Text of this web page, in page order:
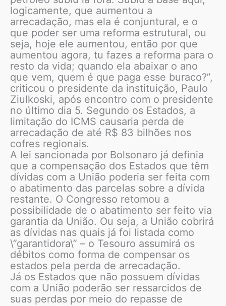
logicamente, que aumentou a
arrecadação, mas ela é conjuntural, e o
que poder ser uma reforma estrutural, ou
seja, hoje ele aumentou, então por que
aumentou agora, tu fazes a reforma para o
resto da vida; quando ela abaixar o ano
que vem, quem é que paga esse buraco?”,
criticou o presidente da instituição, Paulo
Ziulkoski, após encontro com o presidente
no último dia 5. Segundo os Estados, a
limitação do ICMS causaria perda de
arrecadação de até R$ 83 bilhões nos
cofres regionais.
A lei sancionada por Bolsonaro já definia
que a compensação dos Estados que têm
dívidas com a União poderia ser feita com
o abatimento das parcelas sobre a dívida
restante. O Congresso retomou a
possibilidade de o abatimento ser feito via
garantia da União. Ou seja, a União cobrirá
as dívidas nas quais já foi listada como
\”garantidora\” – o Tesouro assumirá os
débitos como forma de compensar os
estados pela perda de arrecadação.
Já os Estados que não possuem dívidas
com a União poderão ser ressarcidos de
suas perdas por meio do repasse de